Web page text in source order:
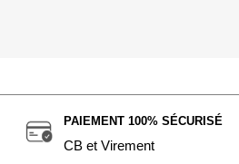
PAIEMENT 100% SÉCURISÉ
CB et Virement